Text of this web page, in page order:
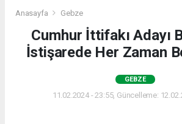
Anasayfa Gebze
Cumhur İttifakı Adayı
İstişarede Her Zaman
GEBZE
11.02.2024 - 23:55, Güncelleme: